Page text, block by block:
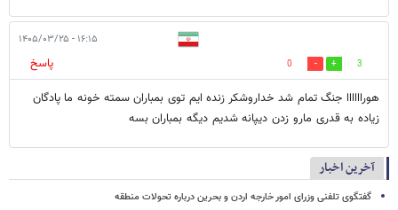
۱۶:۱۵ - ۱۴۰۵/۰۳/۲۵
3
0
پاسخ
هوراااااا جنگ تمام شد خداروشکر زنده ایم توی بمباران سمته خونه ما پادگان
زیاده به قدری مارو زدن دیپانه شدیم دیگه بمباران بسه
آخرین اخبار
گفتگوی تلفنی وزرای امور خارجه اردن و بحرین درباره تحولات منطقه